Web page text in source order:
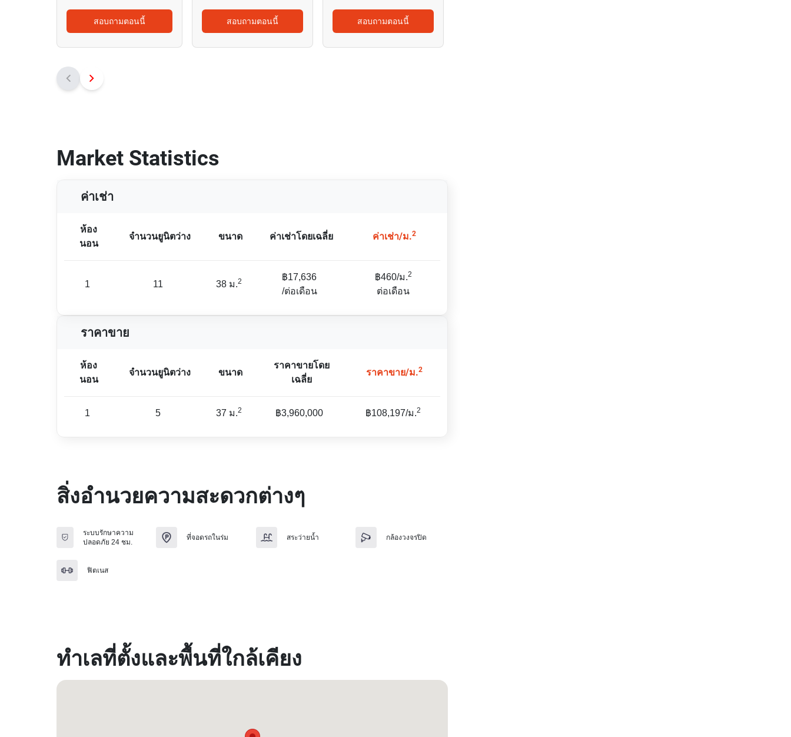
สอบถามตอนนี้ สอบถามตอนนี้ สอบถามตอนนี้
Market Statistics
ค่าเช่า
ห้อง
นอน
จำนวนยูนิตว่าง ขนาด ค่าเช่าโดยเฉลี่ย ค่าเช่า/ม.2
1 11 38 ม.2
฿17,636
/ต่อเดือน
฿460/ม.2
ต่อเดือน
ราคาขาย
ห้อง
นอน
จำนวนยูนิตว่าง ขนาด
ราคาขายโดย
เฉลี่ย
ราคาขาย/ม.2
1 5 37 ม.2 ฿3,960,000 ฿108,197/ม.2
สิ่งอำนวยความสะดวกต่างๆ
ระบบรักษาความ
ปลอดภัย 24 ชม.
ที่จอดรถในร่ม สระว่ายน้ำ กล้องวงจรปิด
ฟิตเนส
ทำเลที่ตั้งและพื้นที่ใกล้เคียง